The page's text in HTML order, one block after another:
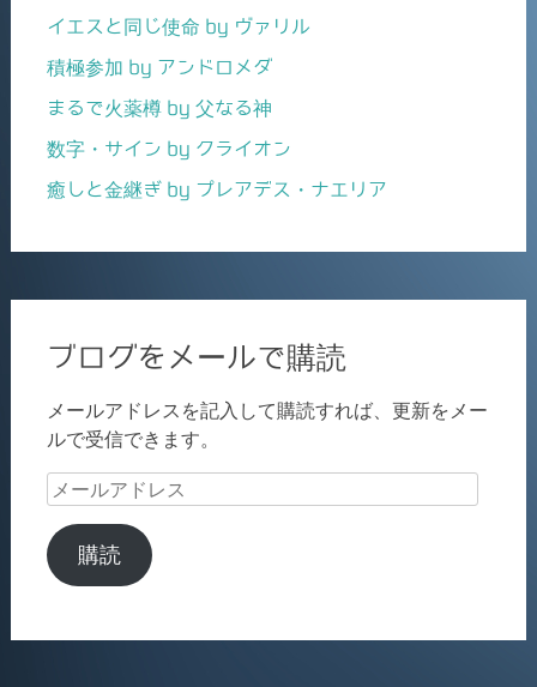
イエスと同じ使命 by ヴァリル
積極参加 by アンドロメダ
まるで火薬樽 by 父なる神
数字・サイン by クライオン
癒しと金継ぎ by プレアデス・ナエリア
ブログをメールで購読
メールアドレスを記入して購読すれば、更新をメー
ルで受信できます。
メ
ル
ア
購読